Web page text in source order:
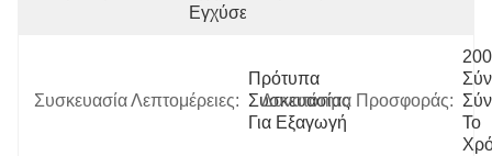
Εγχύσεων
Συσκευασία Λεπτομέρειες:
Πρότυπα
Συσκευασίας
Για Εξαγωγή
Δυνατότητα Προσφοράς:
200
Το